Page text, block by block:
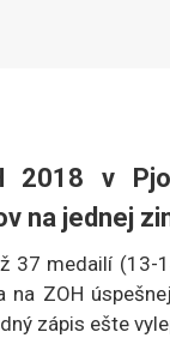
2018 v
na jednej
37 medailí (13-
na ZOH
zápis ešte